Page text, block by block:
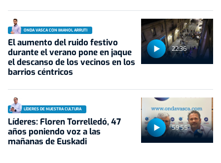
22:36
ONDA VASCA CON IMANOL ARRUTI
El aumento del ruido festivo
durante el verano pone en jaque
el descanso de los vecinos en los
barrios céntricos
59:55
LÍDERES DE NUESTRA CULTURA
Líderes: Floren Torrelledó, 47
años poniendo voz a las
mañanas de Euskadi